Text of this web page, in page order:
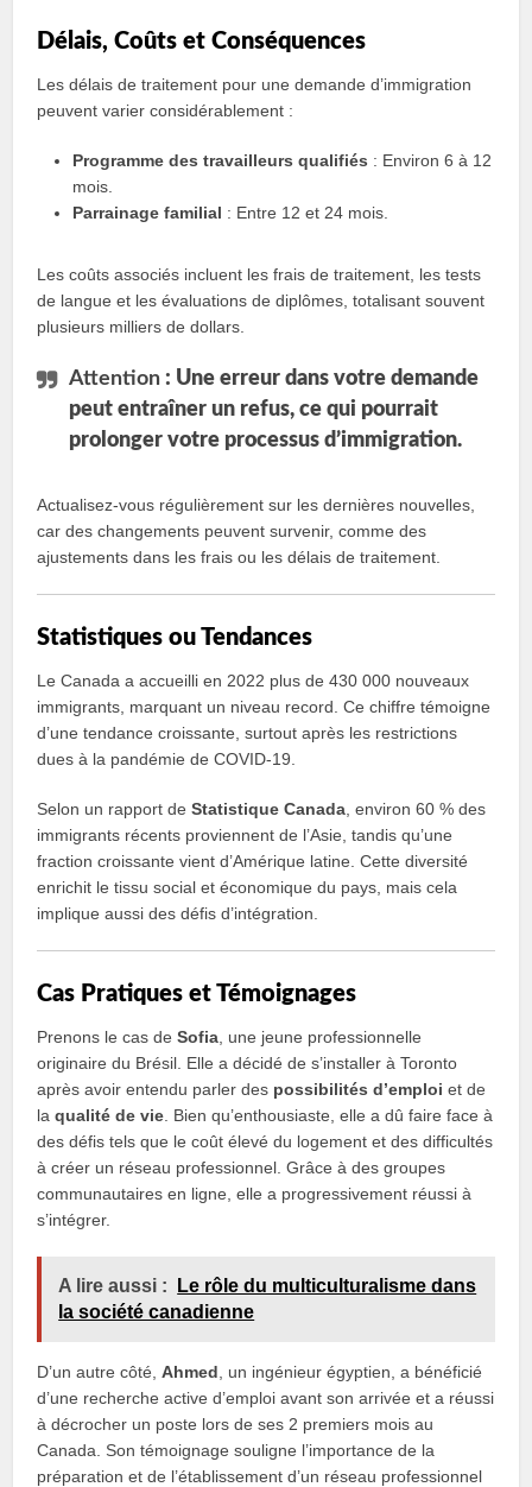
Délais, Coûts et Conséquences
Les délais de traitement pour une demande d’immigration
peuvent varier considérablement :
Programme des travailleurs qualifiés : Environ 6 à 12
mois.
Parrainage familial : Entre 12 et 24 mois.
Les coûts associés incluent les frais de traitement, les tests
de langue et les évaluations de diplômes, totalisant souvent
plusieurs milliers de dollars.
Attention : Une erreur dans votre demande
peut entraîner un refus, ce qui pourrait
prolonger votre processus d’immigration.
Actualisez-vous régulièrement sur les dernières nouvelles,
car des changements peuvent survenir, comme des
ajustements dans les frais ou les délais de traitement.
Statistiques ou Tendances
Le Canada a accueilli en 2022 plus de 430 000 nouveaux
immigrants, marquant un niveau record. Ce chiffre témoigne
d’une tendance croissante, surtout après les restrictions
dues à la pandémie de COVID-19.
Selon un rapport deStatistique Canada , environ 60 % des
immigrants récents proviennent de l’Asie, tandis qu’une
fraction croissante vient d’Amérique latine. Cette diversité
enrichit le tissu social et économique du pays, mais cela
implique aussi des défis d’intégration.
Cas Pratiques et Témoignages
Prenons le cas deSofia , une jeune professionnelle
originaire du Brésil. Elle a décidé de s’installer à Toronto
après avoir entendu parler des possibilités d’emploi et de
laqualité de vie . Bien qu’enthousiaste, elle a dû faire face à
des défis tels que le coût élevé du logement et des difficultés
à créer un réseau professionnel. Grâce à des groupes
communautaires en ligne, elle a progressivement réussi à
s’intégrer.
A lire aussi :
Le rôle du multiculturalisme dans
la société canadienne
D’un autre côté,Ahmed , un ingénieur égyptien, a bénéficié
d’une recherche active d’emploi avant son arrivée et a réussi
à décrocher un poste lors de ses 2 premiers mois au
Canada. Son témoignage souligne l’importance de la
préparation et de l’établissement d’un réseau professionnel